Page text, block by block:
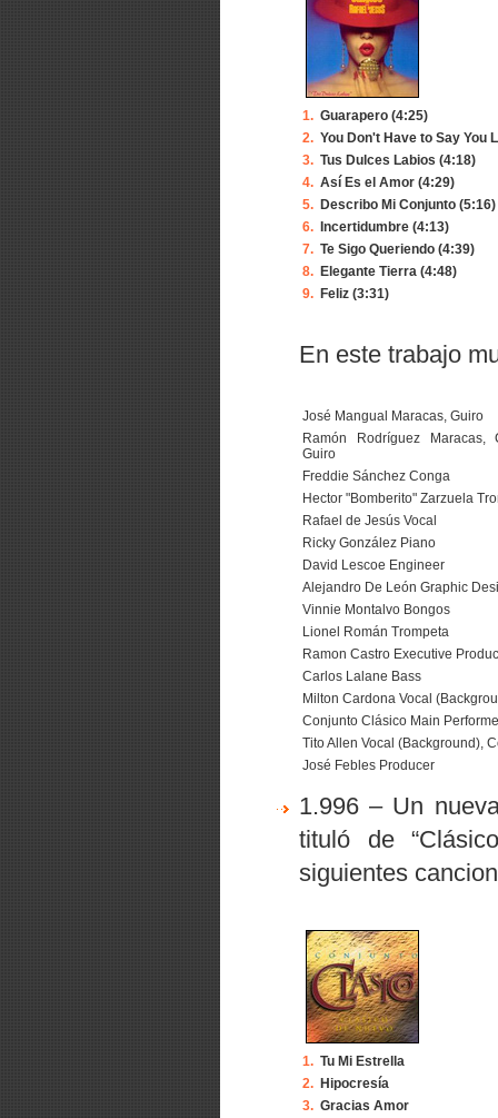
1. Guarapero (4:25)
2. You Don't Have to Say You
3. Tus Dulces Labios (4:18)
4. Así Es el Amor (4:29)
5. Describo Mi Conjunto (5:16)
6.
Incertidumbre (4:13)
7. Te Sigo Queriendo (4:39)
8. Elegante Tierra (4:48)
9. Feliz (3:31)
En este trabajo
José Mangual Maracas, Guiro
Ramón Rodríguez Maracas,
Guiro
Freddie Sánchez Conga
Hector "Bomberito" Zarzuela
Rafael de Jesús Vocal
Ricky González Piano
David Lescoe Engineer
Alejandro De León Graphic
Vinnie Montalvo Bongos
Lionel Román Trompeta
Ramon Castro Executive
Carlos Lalane Bass
Milton Cardona Vocal
Conjunto Clásico Main
Tito Allen Vocal (Background),
José Febles Producer
1.996 – Un
tituló de
siguientes
1. Tu Mi Estrella
2. Hipocresía
3. Gracias Amor